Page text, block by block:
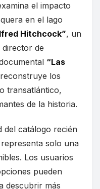
el impacto
en el lago
Hitchcock”, un
de
“Las
reconstruye los
transatlántico,
de la historia.
del catálogo recién
solo una
Los usuarios
pueden
descubrir más